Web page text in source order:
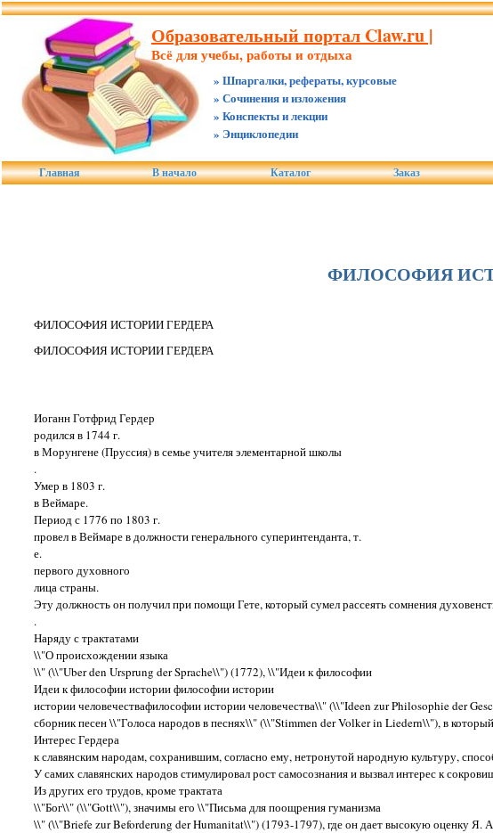
Образовательный портал Claw.ru |
Всё для учебы, работы и отдыха
» Шпаргалки, рефераты, курсовые
» Сочинения и изложения
» Конспекты и лекции
» Энциклопедии
Главная В начало Каталог Заказ
ФИЛОСОФИЯ
ФИЛОСОФИЯ ИСТОРИИ ГЕРДЕРА
ФИЛОСОФИЯ ИСТОРИИ ГЕРДЕРА
Иоганн Готфрид Гердер
родился в 1744 г.
в Морунгене (Пруссия) в семье учителя элементарной школы
.
Умер в 1803 г.
в Веймаре.
Период с 1776 по 1803 г.
провел в Веймаре в должности генерального суперинтенданта, т.
е.
первого духовного
лица страны.
Эту должность он получил при помощи Гете, который сумел рассеять сомнения
.
Наряду с трактатами
\\"О происхождении языка
\\" (\\"Uber den Ursprung der Sprache\\") (1772), \\"Идеи к философии
Идеи к философии истории философии истории
истории человечествафилософии истории человечества\\" (\\"Ideen zur Philosophie der
сборник песен \\"Голоса народов в песнях\\" (\\"Stimmen der Volker in Liedern\\"), в
Интерес Гердера
к славянским народам, сохранившим, согласно ему, нетронутой народную культуру,
У самих славянских народов стимулировал рост самосознания и вызвал интерес к
Из других его трудов, кроме трактата
\\"Бог\\" (\\"Gott\\"), значимы его \\"Письма для поощрения гуманизма
\\" (\\"Briefe zur Beforderung der Humanitat\\") (1793-1797), где он дает высокую оценку Я.